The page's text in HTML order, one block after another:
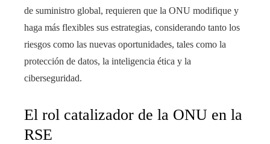
de suministro global, requieren que la ONU modifique y
haga más flexibles sus estrategias, considerando tanto los
riesgos como las nuevas oportunidades, tales como la
protección de datos, la inteligencia ética y la
ciberseguridad.
El rol catalizador de la ONU en la
RSE